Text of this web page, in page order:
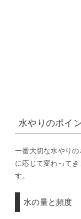
水やりのポイ
一番大切な水やり
に応じて変わって
す。
水の量と頻度